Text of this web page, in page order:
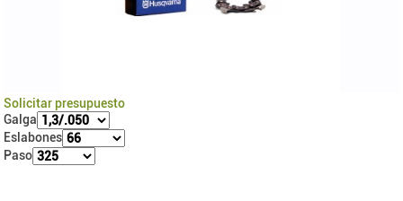
Solicitar presupuesto
Galga
Eslabones
Paso